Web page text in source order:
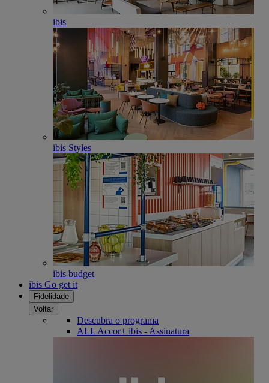
ibis
ibis Styles
ibis budget
ibis Go get it
Fidelidade
Voltar
Descubra o programa
ALL Accor+ ibis - Assinatura